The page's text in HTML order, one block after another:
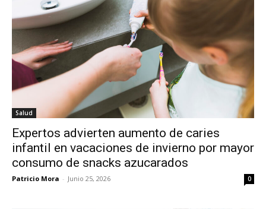
Salud
Expertos advierten aumento de caries
infantil en vacaciones de invierno por mayor
consumo de snacks azucarados
Patricio Mora - Junio 25, 2026 0